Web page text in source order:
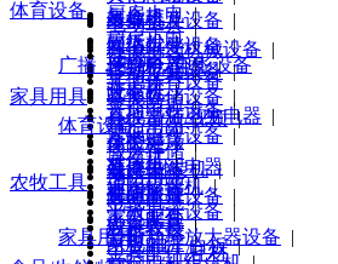
复合机|
碎纸机|
考勤机/门禁|
收银机|
会议音频/视频|
保险柜|
装订/封装机|
安防监控|
办公家具|
白板/电子白板|
终端接及设备 |
网络存储设备|
移动存储设备|
其他存储设备 |
厨房大电|
厨房小电|
环境电器|
洗衣机|
其他清洁卫生电器 |
个护健康|
其他生活电器 |
视听影音|
家电配件|
家电配件|
电动工具|
其他电气机械设备 |
手动工具|
个人防护|
清洁用品|
搬运存储|
消防用品|
电线电缆|
应急救授|
录像机
广播，电视，电影设备
普通电视设备|
其他电视设备 |
录像机|
通用摄像机|
平板显示设备 |
音频功率放大器设备 |
体育设备
健康设备
其他体育设备
体育设备
健康设备|
其他体育设备 |
家具用具
床类
台，桌
椅/凳
家具用具
农牧工具
农机农具
工具配件/耗材